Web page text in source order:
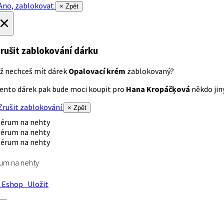
zablokovat
× Zpět
zablokování dárku
nechceš mít dárek Opalovací krém zablokovaný?
dárek pak bude moci koupit pro Hana Kropáčķová někdo
zablokování
× Zpět
na nehty
Uložit